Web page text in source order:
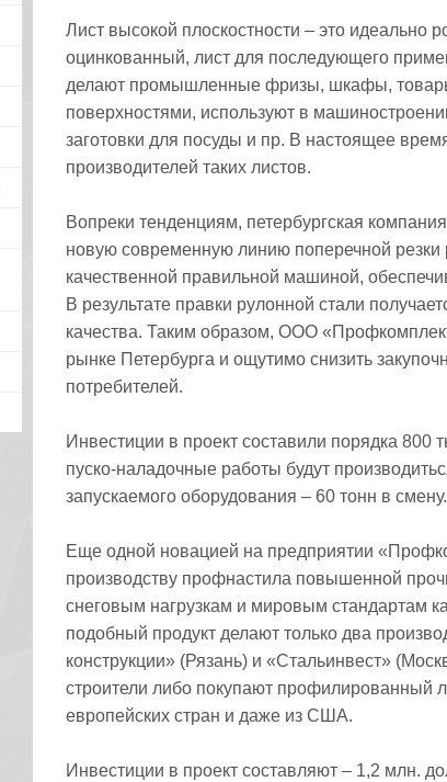
Лист высокой плоскостности – это идеально
оцинкованный, лист для последующего
делают промышленные фризы, шкафы,
поверхностями, используют в
заготовки для посуды и пр. В настоящее
производителей таких листов.
Вопреки тенденциям, петербургская
новую современную линию поперечной резки
качественной правильной машиной,
В результате правки рулонной стали
качества. Таким образом, ООО
рынке Петербурга и ощутимо снизить
потребителей.
Инвестиции в проект составили порядка
пуско-наладочные работы будут
запускаемого оборудования – 60 тонн в смену.
Еще одной новацией на предприятии
производству профнастила повышенной
снеговым нагрузкам и мировым стандартам
подобный продукт делают только два
конструкции» (Рязань) и «Стальинвест»
строители либо покупают профилированный
европейских стран и даже из США.
Инвестиции в проект составляют – 1,2 млн.